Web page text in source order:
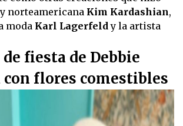
norteamericana Kim Kardashian,
moda Karl Lagerfeldy la artista
fiesta de Debbie
flores comestibles